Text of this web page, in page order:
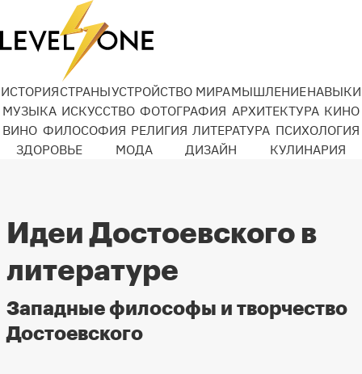
ИСТОРИЯСТРАНЫУСТРОЙСТВО МИРАМЫШЛЕНИЕНАВЫКИ
МУЗЫКА ИСКУССТВО ФОТОГРАФИЯ АРХИТЕКТУРА КИНО
ВИНО ФИЛОСОФИЯ РЕЛИГИЯ ЛИТЕРАТУРА ПСИХОЛОГИЯ
ЗДОРОВЬЕ
МОДА ДИЗАЙН КУЛИНАРИЯ
Идеи Достоевского в
литературе
Западные философы и творчество
Достоевского